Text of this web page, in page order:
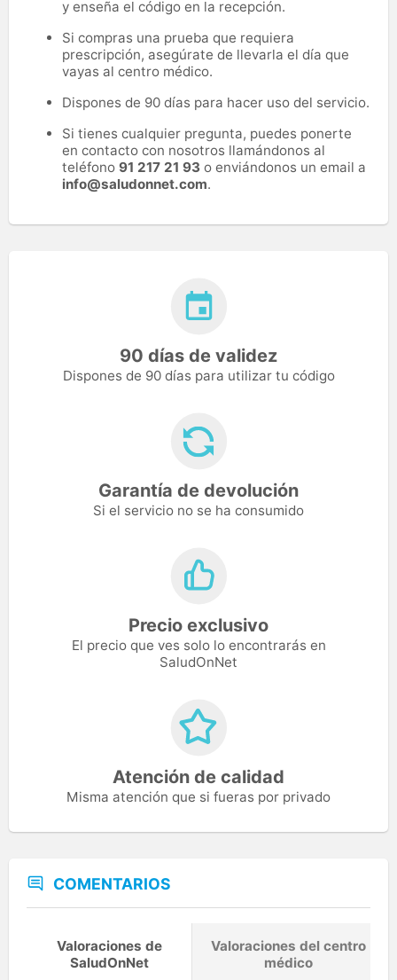
y enseña el código en la recepción.
Si compras una prueba que requiera
prescripción, asegúrate de llevarla el día que
vayas al centro médico.
Dispones de 90 días para hacer uso del servicio.
Si tienes cualquier pregunta, puedes ponerte
en contacto con nosotros llamándonos al
teléfono 91 217 21 93 o enviándonos un email a
info@saludonnet.com.
90 días de validez
Dispones de 90 días para utilizar tu código
Garantía de devolución
Si el servicio no se ha consumido
Precio exclusivo
El precio que ves solo lo encontrarás en
SaludOnNet
Atención de calidad
Misma atención que si fueras por privado
COMENTARIOS
Valoraciones de
SaludOnNet
Valoraciones del centro
médico